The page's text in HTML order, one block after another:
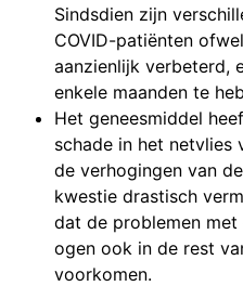
Sindsdien zijn
COVID-patiënten
aanzienlijk verbeterd,
enkele maanden te
Het geneesmiddel
schade in het netvlies
de verhogingen van
kwestie drastisch
dat de problemen
ogen ook in de rest
voorkomen.